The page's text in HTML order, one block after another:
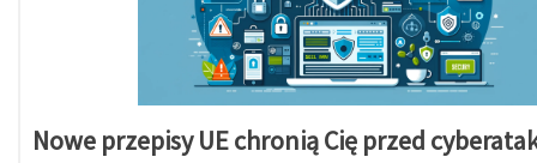
Nowe przepisy UE chronią Cię przed